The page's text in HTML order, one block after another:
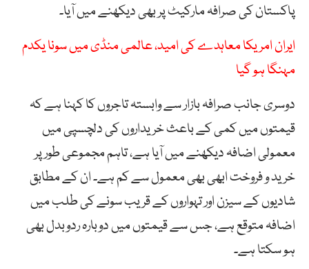
پاکستان کی صرافہ مارکیٹ پر بھی دیکھنے میں آیا۔
ایران امریکا معاہدے کی امید، عالمی منڈی میں سونا یکدم
مہنگا ہو گیا
دوسری جانب صرافہ بازار سے وابستہ تاجروں کا کہنا ہے کہ
قیمتوں میں کمی کے باعث خریداروں کی دلچسپی میں
معمولی اضافہ دیکھنے میں آیا ہے، تاہم مجموعی طور پر
خرید و فروخت ابھی بھی معمول سے کم ہے۔ ان کے مطابق
شادیوں کے سیزن اور تہواروں کے قریب سونے کی طلب میں
اضافہ متوقع ہے، جس سے قیمتوں میں دوبارہ ردوبدل بھی
ہو سکتا ہے۔